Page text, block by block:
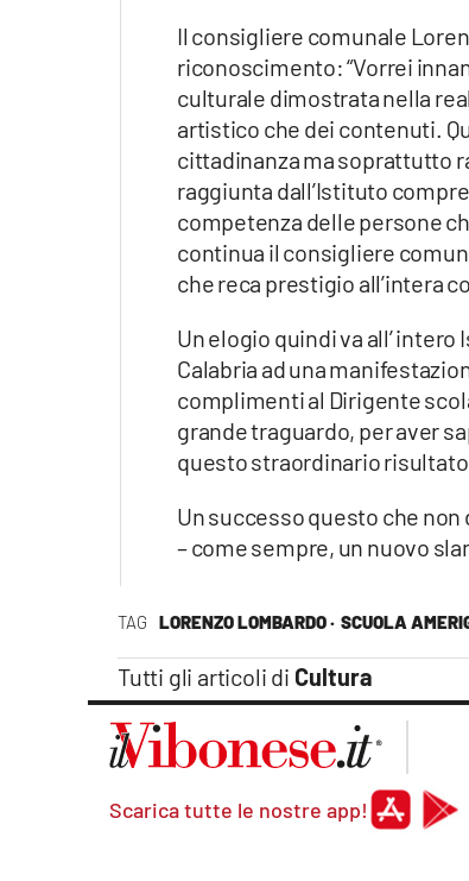
TAG LORENZO LOMBARDO · SCUOLA
Tutti gli articoli di Cultura
Il consigliere comunale
riconoscimento: “Vorrei
culturale dimostrata nella
artistico che dei contenuti.
cittadinanza ma soprattutto
raggiunta dall’Istituto
competenza delle persone
continua il consigliere
che reca prestigio all’intera
Un elogio quindi va all’
Calabria ad una
complimenti al Dirigente
grande traguardo, per aver
questo straordinario risultato.
Un successo questo che
– come sempre, un nuovo
Scarica tutte le nostre app!